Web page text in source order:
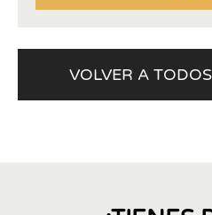
VOLVER A